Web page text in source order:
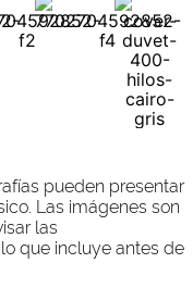
pueden presentar
Las imágenes son
las
que incluye antes de